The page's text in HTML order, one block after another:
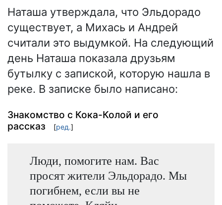
Наташа утверждала, что Эльдорадо
существует, а Михась и Андрей
считали это выдумкой. На следующий
день Наташа показала друзьям
бутылку с запиской, которую нашла в
реке. В записке было написано:
Знакомство с Кока-Колой и его
рассказ
[ред.]
Люди, помогите нам. Вас
просят жители Эльдорадо. Мы
погибнем, если вы не